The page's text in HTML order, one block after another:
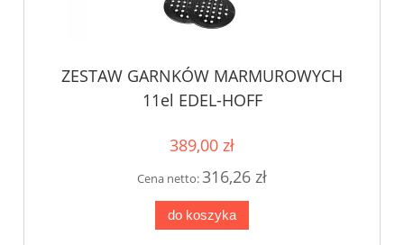
ZESTAW GARNKÓW MARMUROWYCH
11el EDEL-HOFF
389,00 zł
Cena netto:316,26 zł
do koszyka